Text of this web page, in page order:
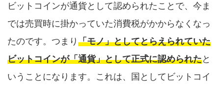
ビットコインが通貨として認められたことで、今ま
では売買時に掛かっていた消費税がかからなくなっ
たのです。つまり 「モノ」としてとらえられていた
ビットコインが「通貨」として正式に認められたと
いうことになります。これは、国としてビットコイ